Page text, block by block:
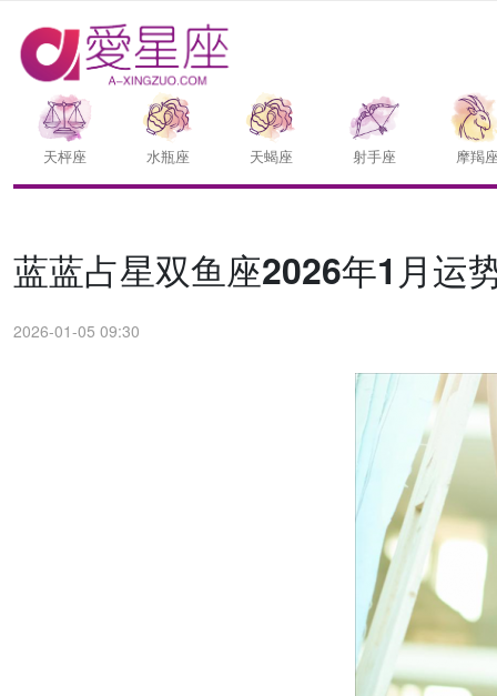
天枰座 水瓶座 天蝎座 射手座 摩羯
蓝蓝占星双鱼座2026年1月运
2026-01-05 09:30